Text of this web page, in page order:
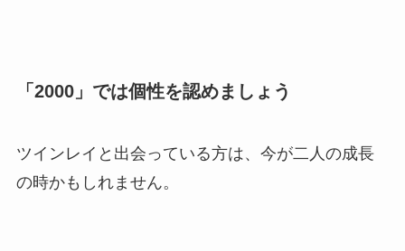
「2000」では個性を認めましょう
ツインレイと出会っている方は、今が二人の成長
の時かもしれません。